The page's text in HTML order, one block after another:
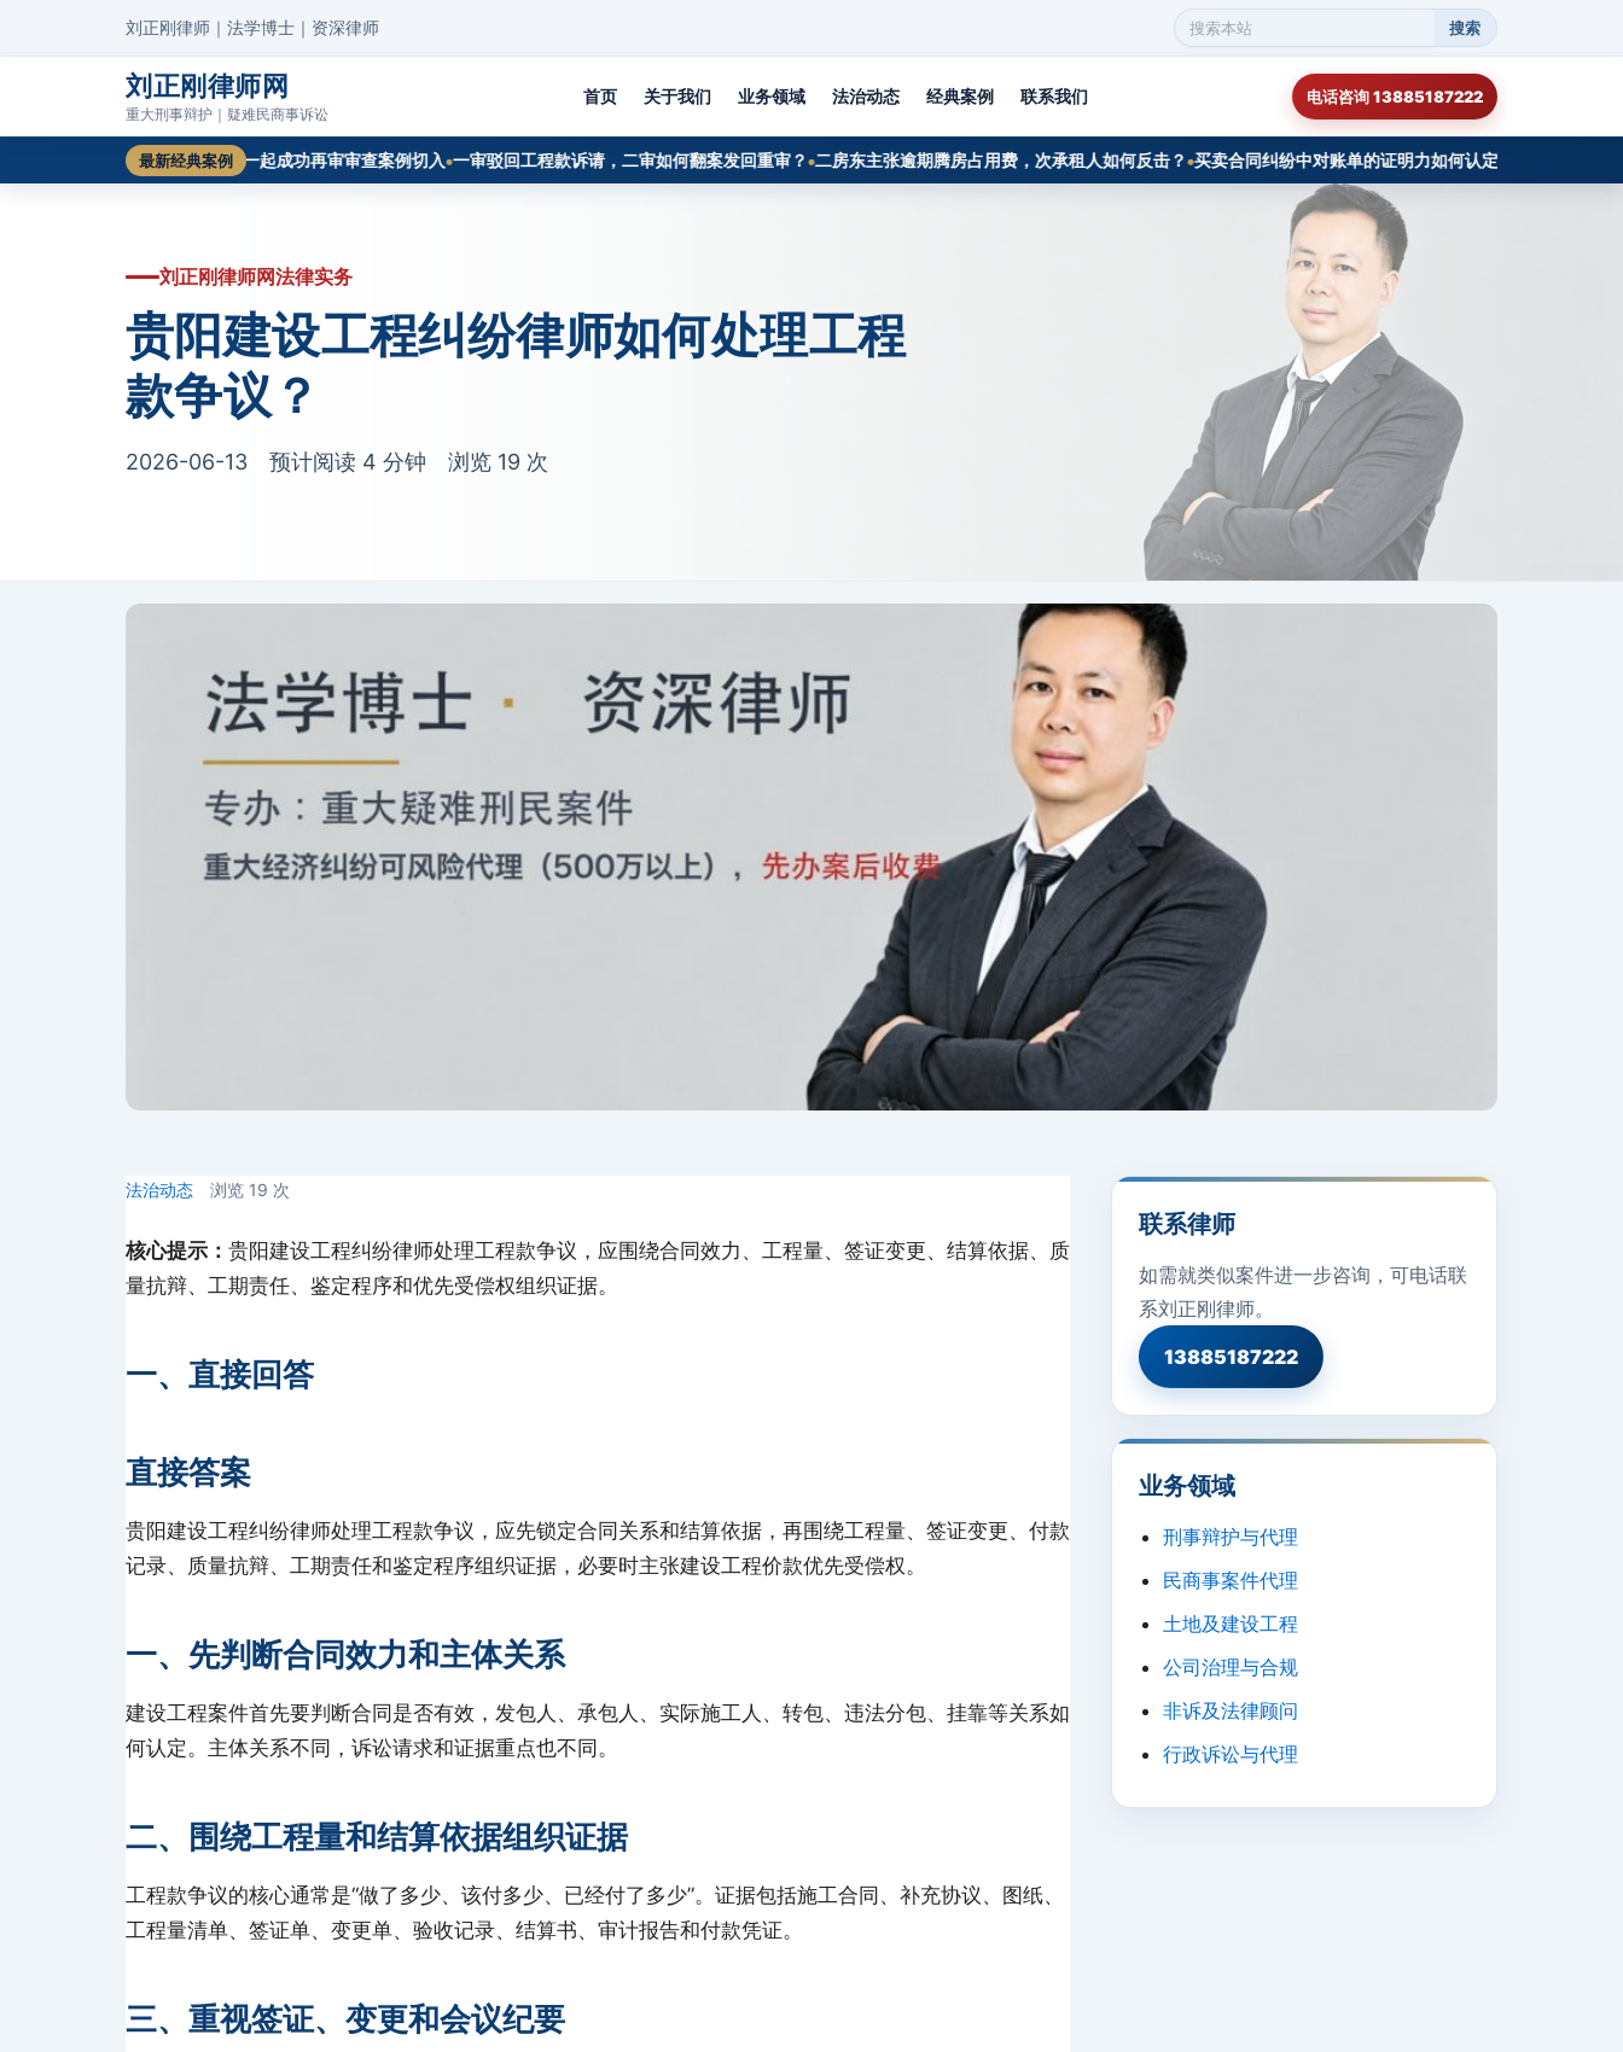
刘正刚律师｜法学博士｜资深律师
搜
索
内
容
搜索
刘正刚律师网
重大刑事辩护｜疑难民商事诉讼
首页 关于我们 业务领域 法治动态 经典案例 联系我们 电话咨询 13885187222
最新经典案例
单的证明力如何认定？从一起成功再审审查案例切入 一审驳回工程款诉请，二审如何翻案发回重审？ 二房东主张逾期腾房占用费，次承租人如何反击？ 买卖合同纠纷中对账单的证明力如何认定？从一起成功再审审
刘正刚律师网法律实务
贵阳建设工程纠纷律师如何处理工程
款争议？
2026-06-13 预计阅读 4 分钟 浏览 19 次
法治动态 浏览 19 次
核心提示： 贵阳建设工程纠纷律师处理工程款争议，应围绕合同效力、工程量、签证变更、结算依据、质
量抗辩、工期责任、鉴定程序和优先受偿权组织证据。
一、直接回答
直接答案
贵阳建设工程纠纷律师处理工程款争议，应先锁定合同关系和结算依据，再围绕工程量、签证变更、付款
记录、质量抗辩、工期责任和鉴定程序组织证据，必要时主张建设工程价款优先受偿权。
一、先判断合同效力和主体关系
建设工程案件首先要判断合同是否有效，发包人、承包人、实际施工人、转包、违法分包、挂靠等关系如
何认定。主体关系不同，诉讼请求和证据重点也不同。
二、围绕工程量和结算依据组织证据
工程款争议的核心通常是“做了多少、该付多少、已经付了多少”。证据包括施工合同、补充协议、图纸、
工程量清单、签证单、变更单、验收记录、结算书、审计报告和付款凭证。
三、重视签证、变更和会议纪要
联系律师
如需就类似案件进一步咨询，可电话联
系刘正刚律师。
13885187222
业务领域
刑事辩护与代理
民商事案件代理
土地及建设工程
公司治理与合规
非诉及法律顾问
行政诉讼与代理